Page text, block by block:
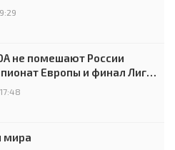
не помешают России
Европы и финал Лиги
мира